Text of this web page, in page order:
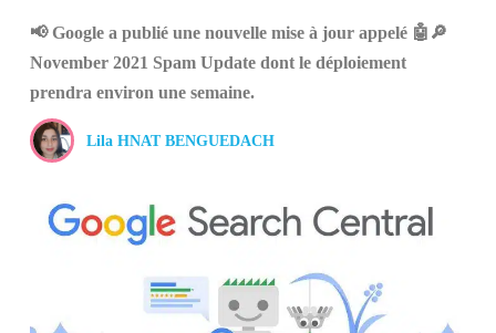
📢 Google a publié une nouvelle mise à jour appelé 🤖🔎
November 2021 Spam Update dont le déploiement
prendra environ une semaine.
Lila HNAT BENGUEDACH